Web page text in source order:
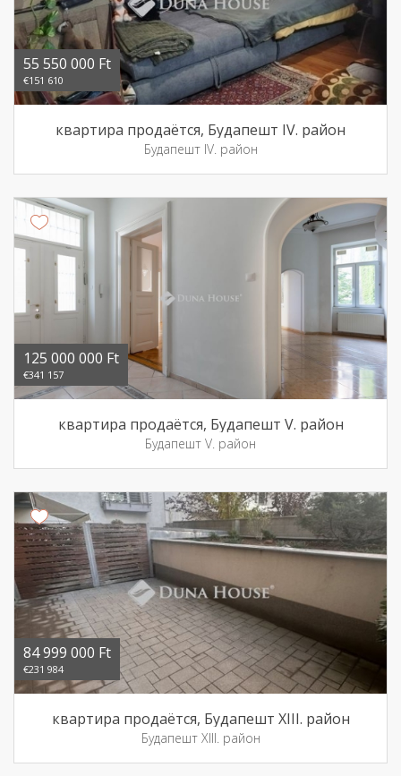
55 550 000 Ft
€151 610
квартира продаётся, Будапешт IV. район
Будапешт IV. район
125 000 000 Ft
€341 157
квартира продаётся, Будапешт V. район
Будапешт V. район
84 999 000 Ft
€231 984
квартира продаётся, Будапешт XIII. район
Будапешт XIII. район